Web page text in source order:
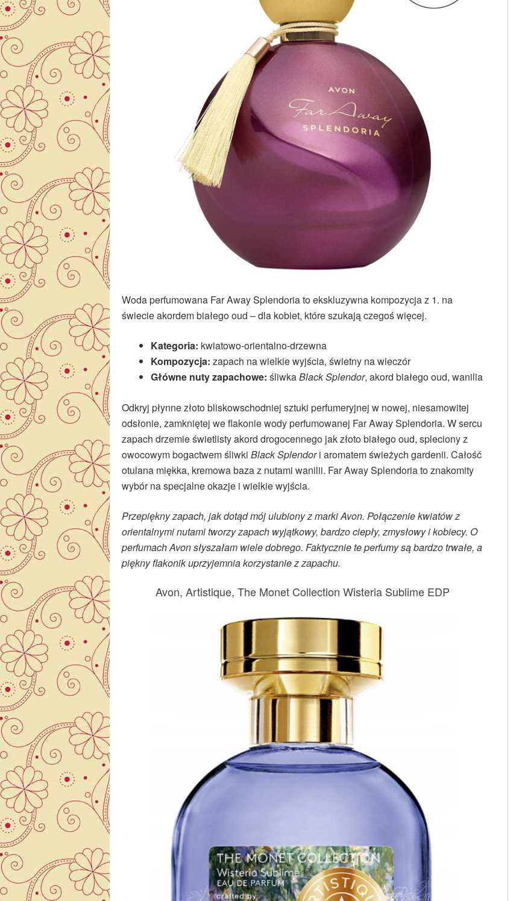
Woda perfumowana Far Away Splendoria to ekskluzywna kompozycja z 1. na
świecie akordem białego oud – dla kobiet, które szukają czegoś więcej.
Kategoria: kwiatowo-orientalno-drzewna
Kompozycja: zapach na wielkie wyjścia, świetny na wieczór
Główne nuty zapachowe: śliwkaBlack Splendor, akord białego oud, wanilia
Odkryj płynne złoto bliskowschodniej sztuki perfumeryjnej w nowej, niesamowitej
odsłonie, zamkniętej we flakonie wody perfumowanej Far Away Splendoria. W sercu
zapach drzemie świetlisty akord drogocennego jak złoto białego oud, spleciony z
owocowym bogactwem śliwki Black Splendori aromatem świeżych gardenii. Całość
otulana miękka, kremowa baza z nutami wanilii. Far Away Splendoria to znakomity
wybór na specjalne okazje i wielkie wyjścia.
Przepiękny zapach, jak dotąd mój ulubiony z marki Avon. Połączenie kwiatów z
orientalnymi nutami tworzy zapach wyjątkowy, bardzo ciepły, zmysłowy i kobiecy. O
perfumach Avon słyszałam wiele dobrego. Faktycznie te perfumy są bardzo trwałe, a
piękny flakonik uprzyjemnia korzystanie z zapachu.
Avon, Artistique, The Monet Collection Wisteria Sublime EDP